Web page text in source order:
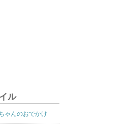
ル
ゃんのおでかけ